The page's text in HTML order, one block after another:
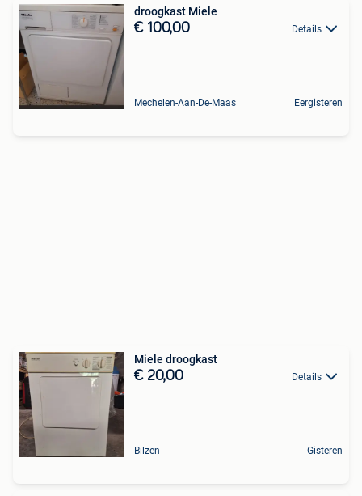
droogkast Miele
€ 100,00 Details
Mechelen-Aan-De-Maas Eergisteren
Miele droogkast
€ 20,00 Details
Bilzen Gisteren